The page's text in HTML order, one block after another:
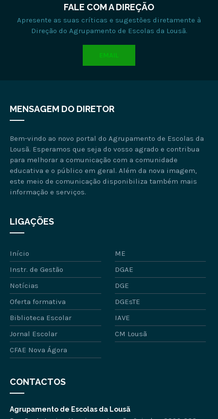
FALE COM A DIREÇÃO
Apresente as suas críticas e sugestões diretamente à
Direção do Agrupamento de Escolas da Lousã.
EMAIL
MENSAGEM DO DIRETOR
Bem-vindo ao novo portal do Agrupamento de Escolas da
Lousã. Esperamos que seja do vosso agrado e contribua
para melhorar a comunicação com a comunidade
educativa e o público em geral. Além da nova imagem,
este meio de comunicação disponibiliza também mais
informação e serviços.
LIGAÇÕES
Início
ME
Instr. de Gestão
DGAE
Notícias
DGE
Oferta formativa
DGEsTE
Biblioteca Escolar
IAVE
Jornal Escolar
CM Lousã
CFAE Nova Ágora
CONTACTOS
Agrupamento de Escolas da Lousã